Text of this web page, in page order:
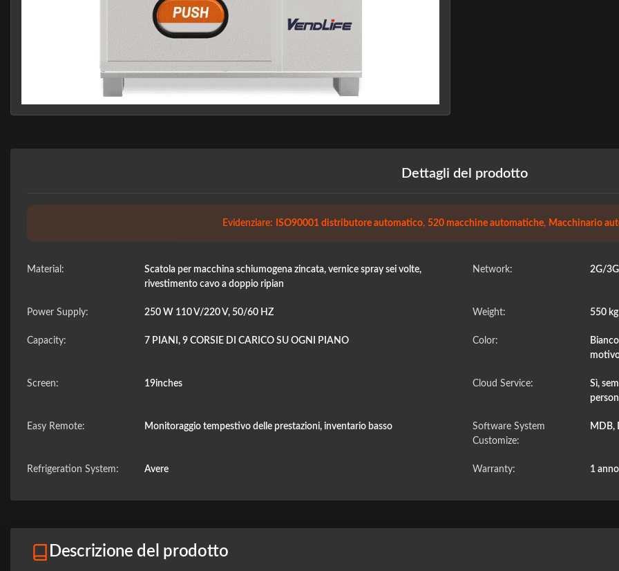
Dettagli del prodotto
Evidenziare: ISO90001 distributore automatico, 520 macchine automatiche, Macchinario
Material:
Scatola per macchina schiumogena zincata, vernice spray sei volte,
rivestimento cavo a doppio ripian
Network: 2G/
Power Supply: 250 W 110 V/220 V, 50/60 HZ Weight: 550
Capacity: 7 PIANI, 9 CORSIE DI CARICO SU OGNI PIANO Color:
Screen: 19inches Cloud Service:
Sì,
Easy Remote: Monitoraggio tempestivo delle prestazioni, inventario basso
Software System
Customize:
MDB,
Refrigeration System: Avere Warranty: 1 anno
Descrizione del prodotto